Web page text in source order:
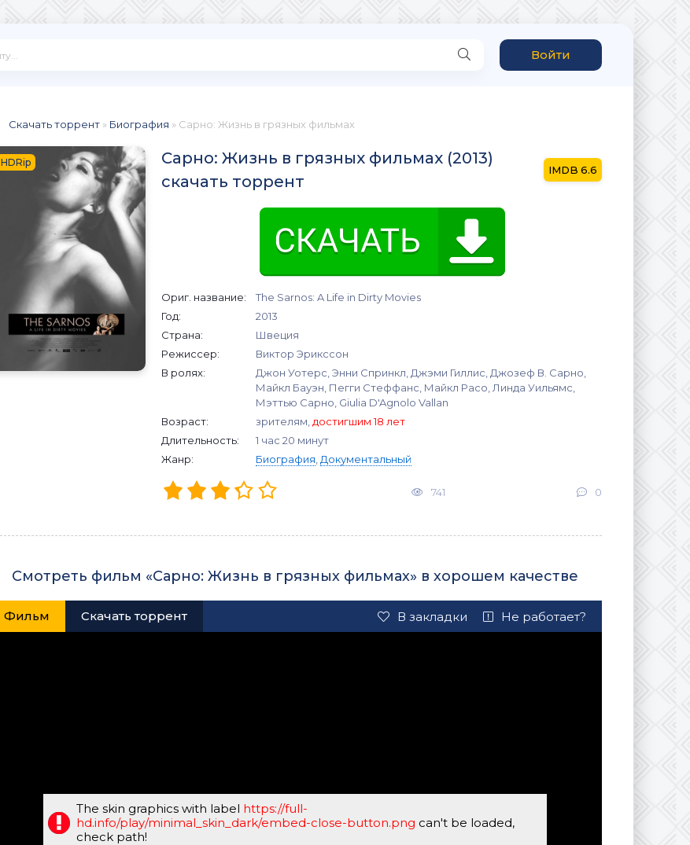
Войти
Скачать торрент » Биография » Сарно: Жизнь в грязных фильмах
HDRip
Сарно: Жизнь в грязных фильмах (2013)
скачать торрент
6.6
Ориг. название:
The Sarnos: A Life in Dirty Movies
Год:
2013
Страна:
Швеция
Режиссер:
Виктор Эрикссон
В ролях:
Джон Уотерс, Энни Спринкл, Джэми Гиллис, Джозеф В. Сарно,
Майкл Бауэн, Пегги Стеффанс, Майкл Расо, Линда Уильямс,
Мэттью Сарно, Giulia D'Agnolo Vallan
Возраст:
зрителям, достигшим 18 лет
Длительность:
1 час 20 минут
Жанр:
Биография Документальный
741 0
Смотреть фильм «Сарно: Жизнь в грязных фильмах» в хорошем качестве
Фильм Скачать торрент В закладки Не работает?
The skin graphics with label https://full-
hd.info/play/minimal_skin_dark/embed-close-button.png can't be loaded,
check path!